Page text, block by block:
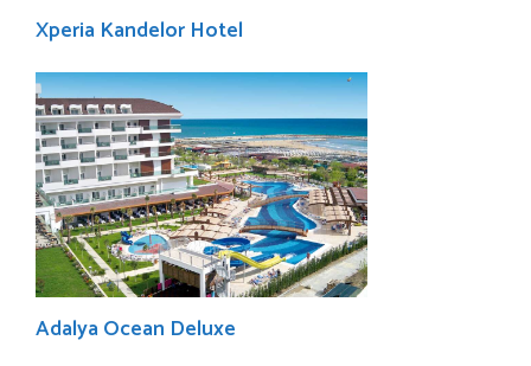
Xperia Kandelor Hotel
Adalya Ocean Deluxe